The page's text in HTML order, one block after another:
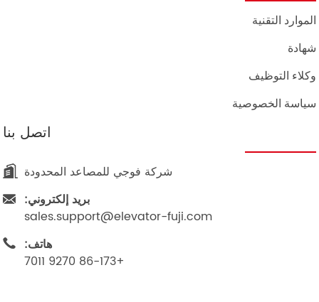
الموارد التقنية
شهادة
وكلاء التوظيف
سياسة الخصوصية
اتصل بنا
شركة فوجي للمصاعد المحدودة
بريد إلكتروني:
sales.support@elevator-fuji.com
هاتف:
+86-173 9270 7011